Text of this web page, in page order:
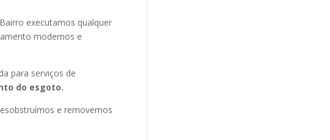
executamos qualquer
modernos e
para serviços de
do esgoto.
e removemos